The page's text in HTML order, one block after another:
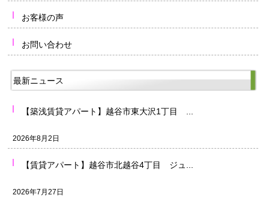
お客様の声
お問い合わせ
最新ニュース
【築浅賃貸アパート】越谷市東大沢1丁目 ...
2026年8月2日
【賃貸アパート】越谷市北越谷4丁目 ジュ...
2026年7月27日